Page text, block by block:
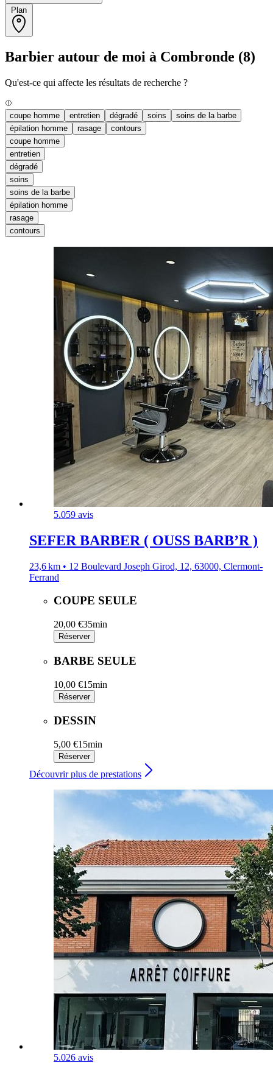
Barbier autour de moi à Combronde (8)
Qu'est-ce qui affecte les résultats de recherche ?
coupe homme entretien dégradé soins
soins de la barbe
épilation homme
rasage
contours
coupe homme
entretien
dégradé
soins
soins de la barbe
épilation homme
rasage
contours
5.059 avis
SEFER BARBER ( OUSS BARB’R )
23,6 km • 12 Boulevard Joseph Girod, 12, 63000, Clermont-
Ferrand
COUPE SEULE
20,00 €35min
Réserver
BARBE SEULE
10,00 €15min
Réserver
DESSIN
5,00 €15min
Réserver
Découvrir plus de prestations
5.026 avis